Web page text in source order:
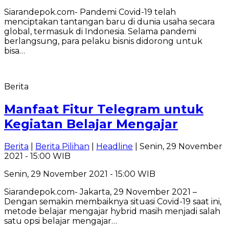
Siarandepok.com- Pandemi Covid-19 telah
menciptakan tantangan baru di dunia usaha secara
global, termasuk di Indonesia. Selama pandemi
berlangsung, para pelaku bisnis didorong untuk
bisa…
Berita
Manfaat Fitur Telegram untuk
Kegiatan Belajar Mengajar
Berita Berita Pilihan Headline | Senin, 29 November
2021 - 15:00 WIB
Senin, 29 November 2021 - 15:00 WIB
Siarandepok.com- Jakarta, 29 November 2021 –
Dengan semakin membaiknya situasi Covid-19 saat ini,
metode belajar mengajar hybrid masih menjadi salah
satu opsi belajar mengajar…